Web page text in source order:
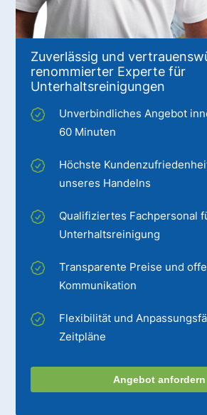
Zuverlässig und
renommierter Experte für
Unterhaltsreinigungen
Unverbindliches Angebot
60 Minuten
Höchste
unseres Handelns
Qualifiziertes Fachpersonal
Unterhaltsreinigung
Transparente Preise und
Kommunikation
Flexibilität und
Zeitpläne
Angebot anfordern